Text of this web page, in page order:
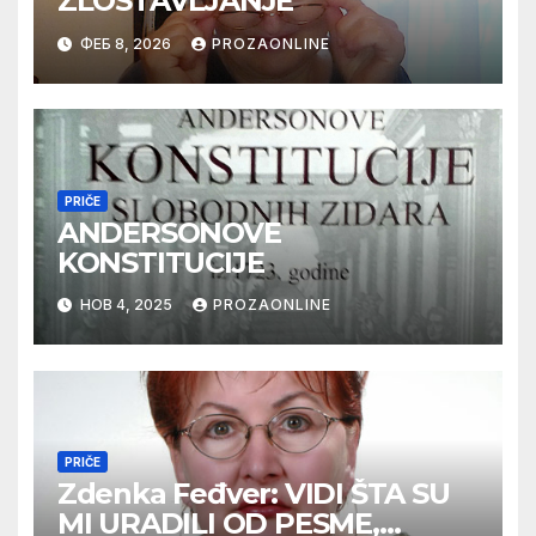
ФЕБ 8, 2026 PROZAONLINE
PRIČE
ANDERSONOVE
KONSTITUCIJE
НОВ 4, 2025 PROZAONLINE
PRIČE
Zdenka Feđver: VIDI ŠTA SU
MI URADILI OD PESME,